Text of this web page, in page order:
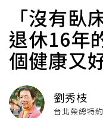
「沒有臥
退休16年
個健康又
劉秀枝
台北榮總特